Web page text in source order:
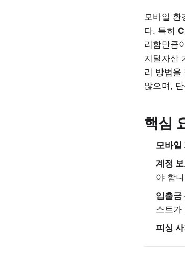
모바일 환
다. 특히
리함만큼
지털자산
리 방법을
않으며,
핵심
모바일
계정
야 합
입출금
스트가
피싱